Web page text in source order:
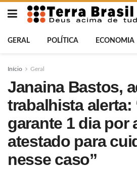
GERAL POLÍTICA ECONOMIA
Início Geral
Janaina Bastos,
trabalhista alerta:
garante 1 dia por
atestado para
nesse caso”